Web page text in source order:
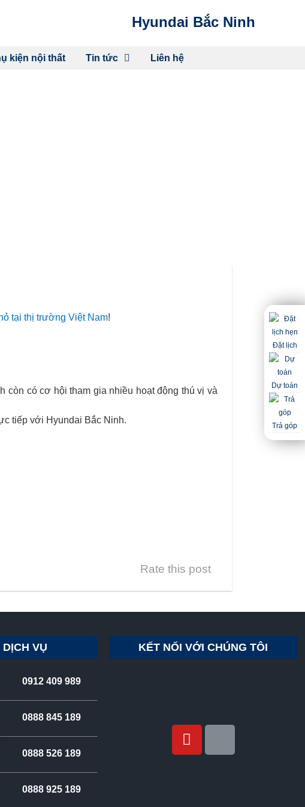
Hyundai Bắc Ninh
kiện nội thất Tin tức Liên hệ
tại thị trường Việt Nam!
còn có cơ hội tham gia nhiều hoạt động thú vị và
tiếp với Hyundai Bắc Ninh.
Rate this post
VỤ
0912 409 989
0888 845 189
0888 526 189
0888 925 189
KẾT NỐI VỚI CHÚNG TÔI
Đặt lịch
Dự toán
Trả góp